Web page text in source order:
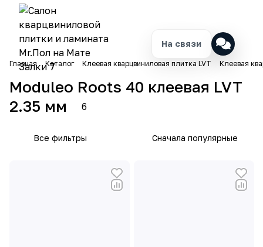
Главная Каталог Клеевая кварцвиниловая плитка LVT Клеевая
Moduleo Roots 40 клеевая LVT
2.35 мм
6
Все фильтры Сначала популярные
На связи